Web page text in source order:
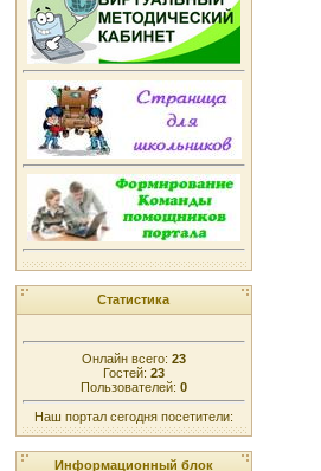
Статистика
Онлайн всего: 23
Гостей: 23
Пользователей: 0
Наш портал сегодня посетители:
Информационный блок